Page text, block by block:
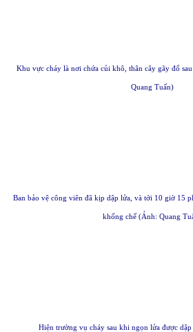
Khu vực cháy là nơi chứa củi khô, thân cây gãy đổ
Quang Tuấn)
Ban bảo vệ công viên đã kịp dập lửa, và tới 10 giờ 15
khống chế (Ảnh: Quang
Hiện trường vụ cháy sau khi ngọn lửa được